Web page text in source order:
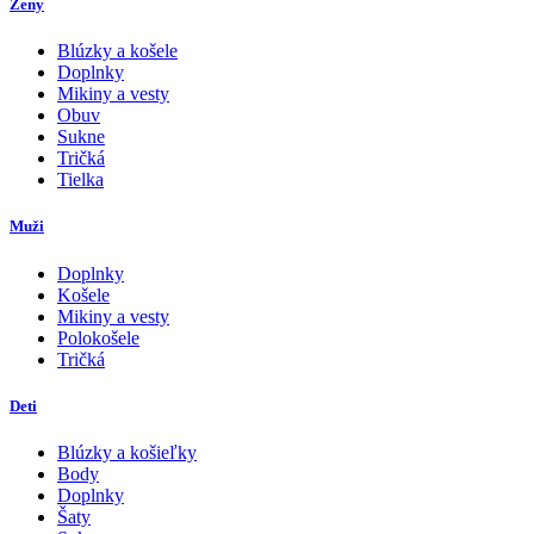
Ženy
Blúzky a košele
Doplnky
Mikiny a vesty
Obuv
Sukne
Tričká
Tielka
Muži
Doplnky
Košele
Mikiny a vesty
Polokošele
Tričká
Deti
Blúzky a košieľky
Body
Doplnky
Šaty